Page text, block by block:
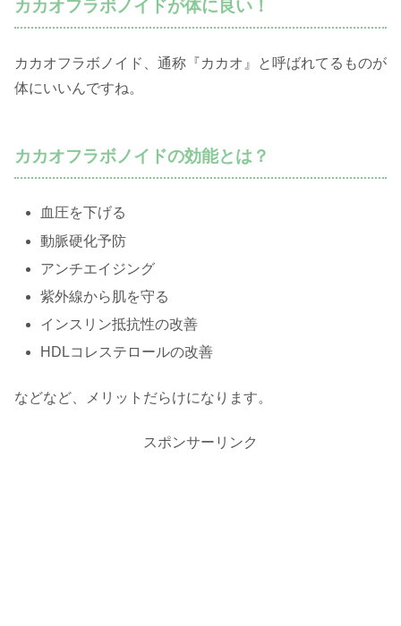
カカオフラボノイドが体に良い！
カカオフラボノイド、通称『カカオ』と呼ばれてるものが
体にいいんですね。
カカオフラボノイドの効能とは？
血圧を下げる
動脈硬化予防
アンチエイジング
紫外線から肌を守る
インスリン抵抗性の改善
HDLコレステロールの改善
などなど、メリットだらけになります。
スポンサーリンク